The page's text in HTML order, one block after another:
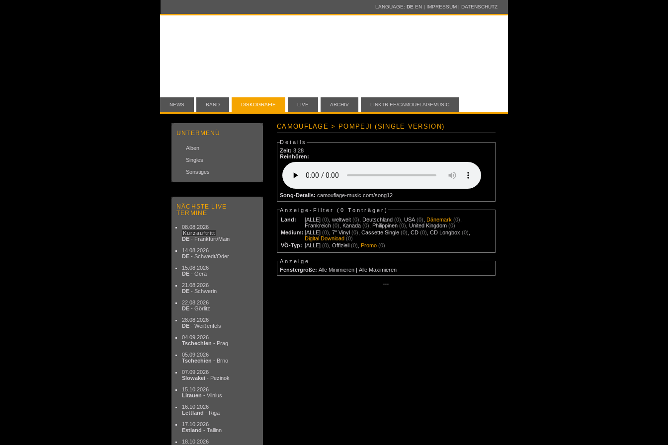
LANGUAGE: DE EN| IMPRESSUM| DATENSCHUTZ
NEWS BAND DISKOGRAFIE LIVE ARCHIV LINKTR.EE/CAMOUFLAGEMUSIC
UNTERMENÜ
Alben
Singles
Sonstiges
NÄCHSTE LIVE
TERMINE
08.08.2026
Kurzauftritt
DE - Frankfurt/Main
14.08.2026
DE - Schwedt/Oder
15.08.2026
DE - Gera
21.08.2026
DE - Schwerin
22.08.2026
DE - Görlitz
28.08.2026
DE - Weißenfels
04.09.2026
Tschechien - Prag
05.09.2026
Tschechien - Brno
07.09.2026
Slowakei - Pezinok
15.10.2026
Litauen - Vilnius
16.10.2026
Lettland - Riga
17.10.2026
Estland - Tallinn
18.10.2026
CAMOUFLAGE > POMPEJI (SINGLE VERSION)
Details
Zeit: 3:28
Reinhören:
Song-Details: camouflage-music.com/song12
Anzeige-Filter (0 Tonträger)
Land:
[ALLE] (0) ,weltweit (0) Deutschland (0) ,USA (0) Dänemark (0)
Frankreich (0) Kanada (0) Philippinen (0) ,United Kingdom (0)
Medium: [ALLE] (0) ,7" Vinyl (0) ,Cassette Single (0) ,CD (0) ,CD Longbox (0)
Digital Download (0)
VÖ-Typ: [ALLE] (0) ,Offiziell (0) Promo (0)
Anzeige
Fenstergröße: Alle Minimieren |Alle Maximieren
···